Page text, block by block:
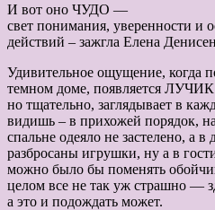
И вот оно ЧУДО —
свет понимания, уверенности и
действий – зажгла Елена
Удивительное ощущение, когда
темном доме, появляется
но тщательно, заглядывает в
видишь – в прихожей порядок,
спальне одеяло не застелено, а в
разбросаны игрушки, ну а в
можно было бы поменять
целом все не так уж страшно —
а это и подождать может.